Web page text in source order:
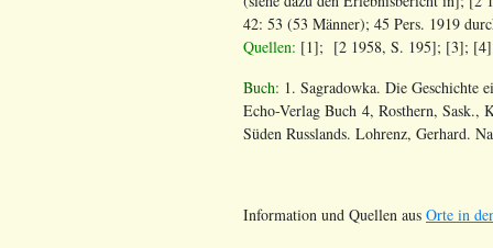
42: 53 (53 Männer); 45 Pers. 1919
Quellen: [1]; [2 1958, S. 195]; [3];
Buch: 1. Sagradowka. Die Geschichte
Echo-Verlag Buch 4, Rosthern, Sask.,
Süden Russlands. Lohrenz, Gerhard.
Information und Quellen aus Orte in